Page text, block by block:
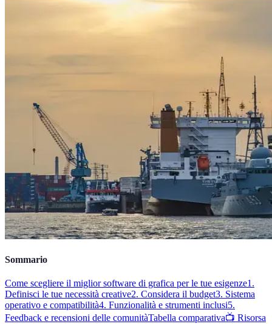
Sommario
Come scegliere il miglior software di grafica per le tue esigenze1.
Definisci le tue necessità creative2. Considera il budget3. Sistema
operativo e compatibilità4. Funzionalità e strumenti inclusi5.
Feedback e recensioni delle comunitàTabella comparativa📺 Risorsa